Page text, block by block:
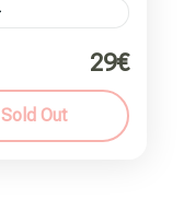
29€
Sold Out